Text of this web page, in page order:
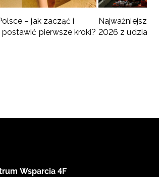
– jak zacząć i
pierwsze kroki?
Najważniejsze
2026 z
Wsparcia 4F